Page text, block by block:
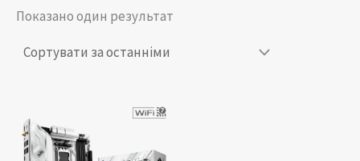
Показано один результат